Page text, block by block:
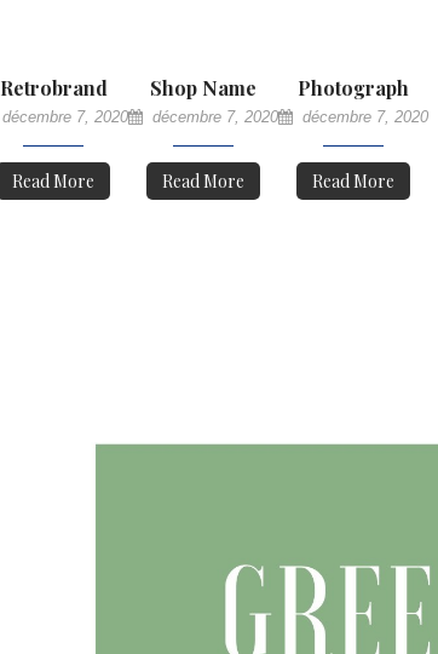
Retrobrand
décembre 7, 2020
Read More
Shop Name
décembre 7, 2020
Read More
Photograph
décembre 7, 2020
Read More